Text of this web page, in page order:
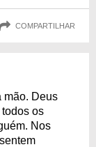
COMPARTILHAR
mão. Deus
os
Nos